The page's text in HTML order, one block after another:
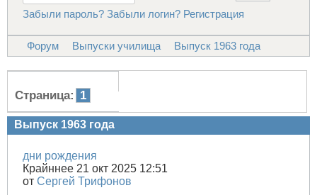
Забыли пароль? Забыли логин? Регистрация
Форум Выпуски училища Выпуск 1963 года
Страница: 1
Выпуск 1963 года
дни рождения
Крайннее 21 окт 2025 12:51
от Сергей Трифонов